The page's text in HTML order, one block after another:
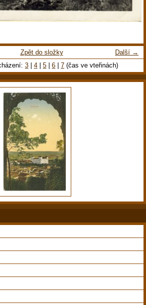
Další →
Zpět do složky
3 4 5 6 7 (čas ve vteřinách)